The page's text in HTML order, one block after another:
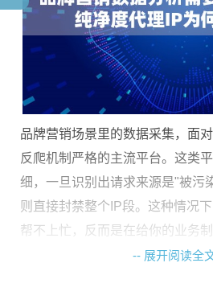
品牌营销场景里的数据采集，面
反爬机制严格的主流平台。这类
细，一旦识别出请求来源是"被污
则直接封禁整个IP段。这种情况
帮不上忙，反而是在给你的业务制
-- 展开阅读全